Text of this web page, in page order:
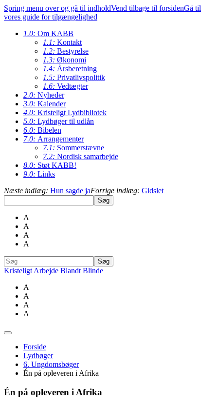
Spring menu over og gå til indholdVend tilbage til forsidenGå til
vores guide for tilgængelighed
1.0: Om KABB
1.1: Kontakt
1.2: Bestyrelse
1.3: Økonomi
1.4: Årsberetning
1.5: Privatlivspolitik
1.6: Vedtægter
2.0: Nyheder
3.0: Kalender
4.0: Kristeligt Lydbibliotek
5.0: Lydbøger til udlån
6.0: Bibelen
7.0: Arrangementer
7.1: Sommerstævne
7.2: Nordisk samarbejde
8.0: Støt KABB!
9.0: Links
Næste indlæg: Hun sagde jaForrige indlæg: Gidslet
A
A
A
A
Kristeligt Arbejde Blandt Blinde
A
A
A
A
Forside
Lydbøger
6. Ungdomsbøger
Én på opleveren i Afrika
Én på opleveren i Afrika